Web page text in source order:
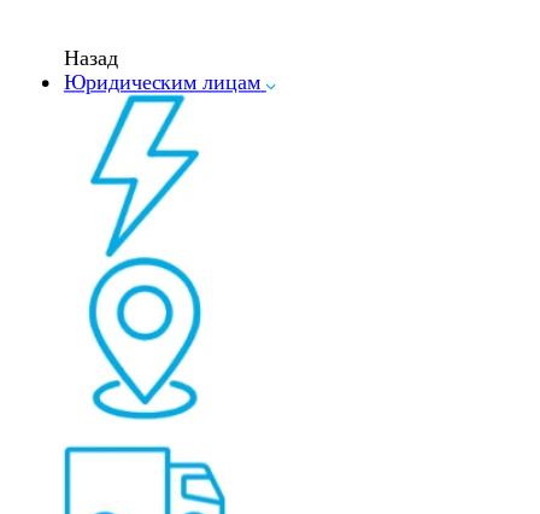
Назад
Юридическим лицам